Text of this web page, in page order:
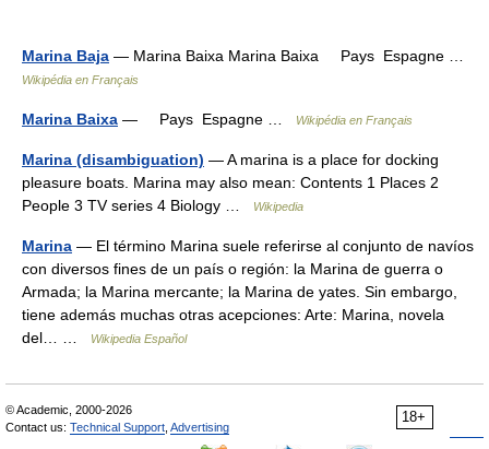
Marina Baja — Marina Baixa Marina Baixa Pays Espagne …
Wikipédia en Français
Marina Baixa — Pays Espagne … Wikipédia en Français
Marina (disambiguation) — A marina is a place for docking
pleasure boats. Marina may also mean: Contents 1 Places 2
People 3 TV series 4 Biology …
Wikipedia
Marina — El término Marina suele referirse al conjunto de navíos
con diversos fines de un país o región: la Marina de guerra o
Armada; la Marina mercante; la Marina de yates. Sin embargo,
tiene además muchas otras acepciones: Arte: Marina, novela
del… …
Wikipedia Español
18+
© Academic, 2000-2026
Contact us: Technical Support Advertising